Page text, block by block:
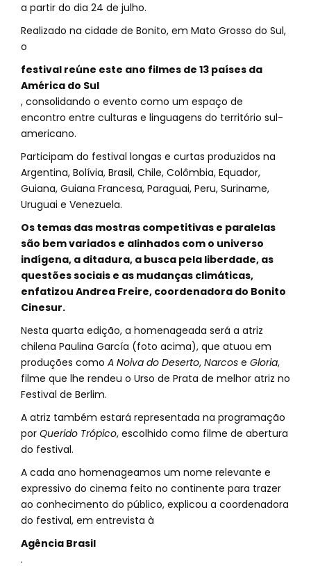
a partir do dia 24 de julho.
Realizado na cidade de Bonito, em Mato Grosso do Sul,
o
festival reúne este ano filmes de 13 países da
América do Sul
, consolidando o evento como um espaço de
encontro entre culturas e linguagens do território sul-
americano.
Participam do festival longas e curtas produzidos na
Argentina, Bolívia, Brasil, Chile, Colômbia, Equador,
Guiana, Guiana Francesa, Paraguai, Peru, Suriname,
Uruguai e Venezuela.
Os temas das mostras competitivas e paralelas
são bem variados e alinhados com o universo
indígena, a ditadura, a busca pela liberdade, as
questões sociais e as mudanças climáticas,
enfatizou Andrea Freire, coordenadora do Bonito
Cinesur.
Nesta quarta edição, a homenageada será a atriz
chilena Paulina García (foto acima), que atuou em
produções como A Noiva do Deserto, Narcos e Gloria,
filme que lhe rendeu o Urso de Prata de melhor atriz no
Festival de Berlim.
A atriz também estará representada na programação
por Querido Trópico, escolhido como filme de abertura
do festival.
A cada ano homenageamos um nome relevante e
expressivo do cinema feito no continente para trazer
ao conhecimento do público, explicou a coordenadora
do festival, em entrevista à
Agência Brasil
.